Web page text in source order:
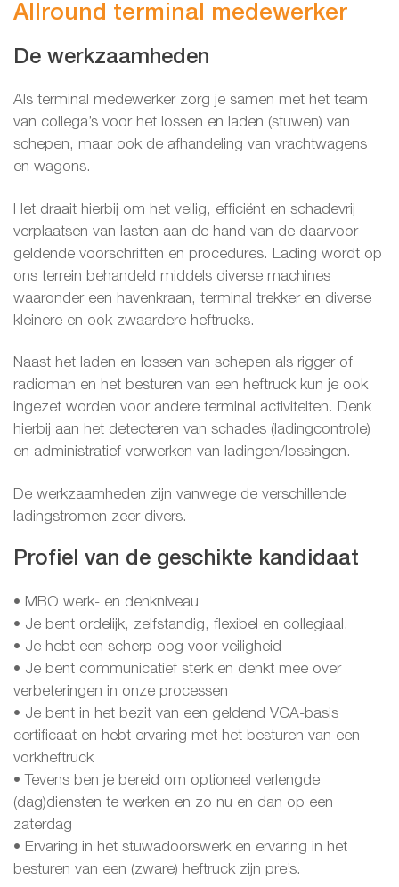
Allround terminal medewerker
De werkzaamheden
Als terminal medewerker zorg je samen met het team
van collega’s voor het lossen en laden (stuwen) van
schepen, maar ook de afhandeling van vrachtwagens
en wagons.
Het draait hierbij om het veilig, efficiënt en schadevrij
verplaatsen van lasten aan de hand van de daarvoor
geldende voorschriften en procedures. Lading wordt op
ons terrein behandeld middels diverse machines
waaronder een havenkraan, terminal trekker en diverse
kleinere en ook zwaardere heftrucks.
Naast het laden en lossen van schepen als rigger of
radioman en het besturen van een heftruck kun je ook
ingezet worden voor andere terminal activiteiten. Denk
hierbij aan het detecteren van schades (ladingcontrole)
en administratief verwerken van ladingen/lossingen.
De werkzaamheden zijn vanwege de verschillende
ladingstromen zeer divers.
Profiel van de geschikte kandidaat
• MBO werk- en denkniveau
• Je bent ordelijk, zelfstandig, flexibel en collegiaal.
• Je hebt een scherp oog voor veiligheid
• Je bent communicatief sterk en denkt mee over
verbeteringen in onze processen
• Je bent in het bezit van een geldend VCA-basis
certificaat en hebt ervaring met het besturen van een
vorkheftruck
• Tevens ben je bereid om optioneel verlengde
(dag)diensten te werken en zo nu en dan op een
zaterdag
• Ervaring in het stuwadoorswerk en ervaring in het
besturen van een (zware) heftruck zijn pre’s.